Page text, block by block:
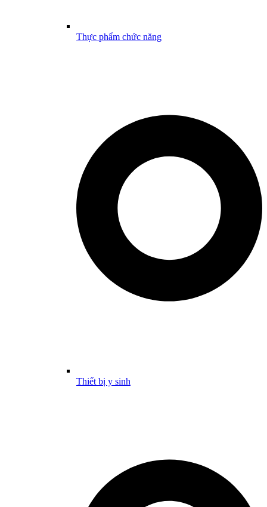
Thực phẩm chức năng
Thiết bị y sinh